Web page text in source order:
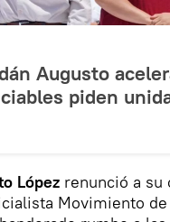
Augusto
piden
López renunció a su
Movimiento de